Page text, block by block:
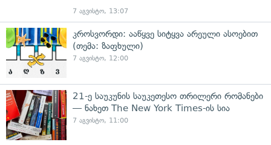
7 აგვისტო, 13:07
კროსვორდი: ააწყვე სიტყვა არეული ასოებით
(თემა: ზაფხული)
7 აგვისტო, 12:00
21-ე საუკუნის საუკეთესო თრილერი რომანები
— ნახეთ The New York Times-ის სია
7 აგვისტო, 11:00